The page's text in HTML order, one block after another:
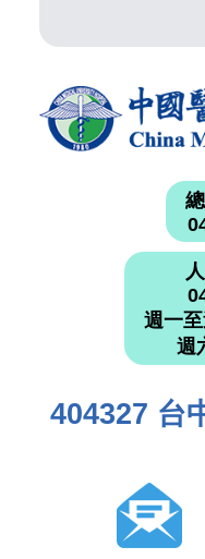
週一
週
404327 台